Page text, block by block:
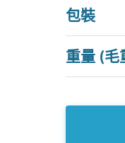
包裝
重量 (毛